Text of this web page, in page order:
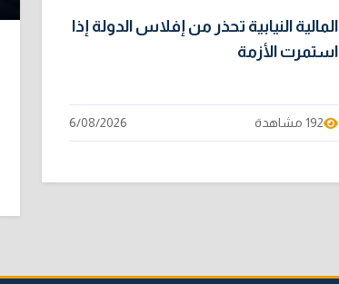
المالية النيابية تحذر من إفلاس الدولة إذا
استمرت الأزمة
192 مشاهدة 6/08/2026